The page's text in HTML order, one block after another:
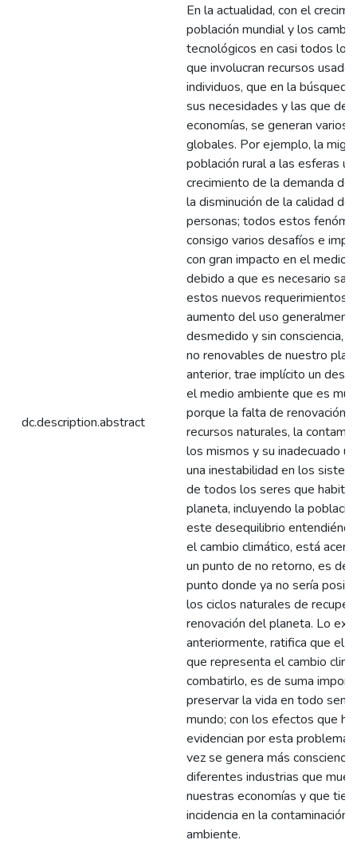
dc.description.abstract
En la actualidad, con el
población mundial y los
tecnológicos en casi todos los
que involucran recursos
individuos, que en la
sus necesidades y las que
economías, se generan varios
globales. Por ejemplo, la
población rural a las esferas
crecimiento de la demanda de
la disminución de la calidad de
personas; todos estos
consigo varios desafíos e
con gran impacto en el medio
debido a que es necesario
estos nuevos requerimientos,
aumento del uso
desmedido y sin consciencia,
no renovables de nuestro
anterior, trae implícito un
el medio ambiente que es
porque la falta de renovación
recursos naturales, la
los mismos y su inadecuado
una inestabilidad en los
de todos los seres que
planeta, incluyendo la
este desequilibrio
el cambio climático, está
un punto de no retorno, es
punto donde ya no sería
los ciclos naturales de
renovación del planeta. Lo
anteriormente, ratifica que el
que representa el cambio
combatirlo, es de suma
preservar la vida en todo
mundo; con los efectos que
evidencian por esta
vez se genera más
diferentes industrias que
nuestras economías y que
incidencia en la contaminación
ambiente.